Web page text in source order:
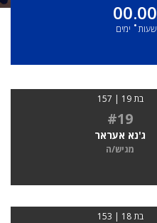
00
ימים :00
שעות
בת 19 | 157
#19
ג'נא אעראר
מגיש/ה
בת 18 | 153